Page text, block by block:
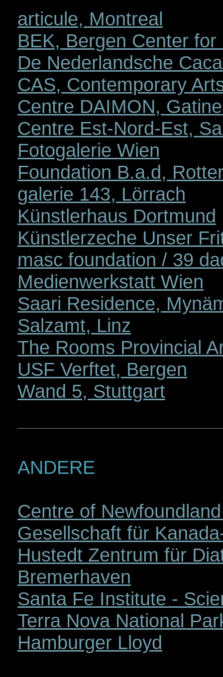
articule, Montreal
BEK, Bergen Center
De Nederlandsche
CAS, Contemporary
Centre DAIMON,
Centre Est-Nord-Est,
Fotogalerie Wien
Foundation B.a.d,
galerie 143, Lörrach
Künstlerhaus Dortmund
Künstlerzeche Unser
masc foundation / 39
Medienwerkstatt Wien
Saari Residence,
Salzamt, Linz
The Rooms Provincial
USF Verftet, Bergen
Wand 5, Stuttgart
ANDERE
Centre of
Gesellschaft für
Hustedt Zentrum für
Bremerhaven
Santa Fe Institute -
Terra Nova National
Hamburger Lloyd